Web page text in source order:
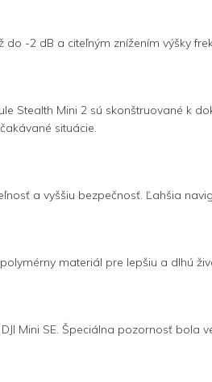
-2 dB a citeľným znížením výšky
Stealth Mini 2 sú skonštruované k
situácie.
a vyššiu bezpečnosť. Ľahšia
materiál pre lepšiu a dlhú
Mini SE. Špeciálna pozornosť bola